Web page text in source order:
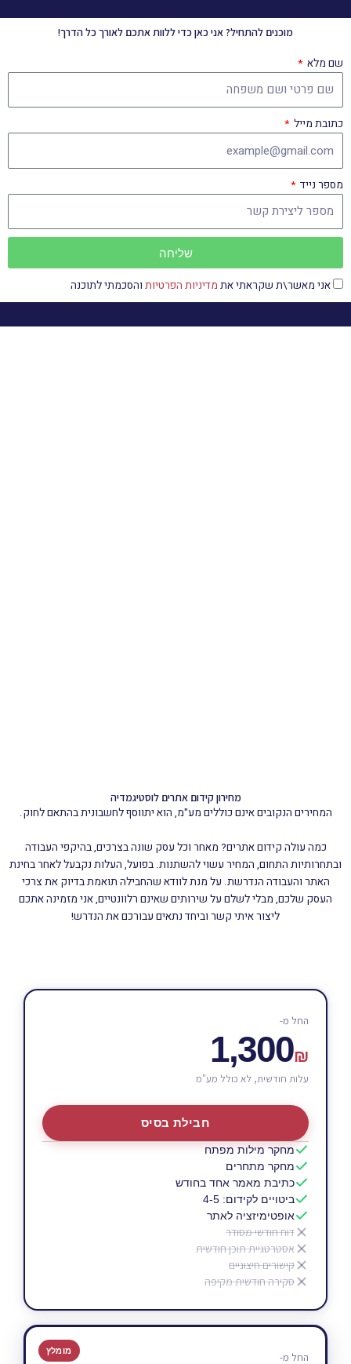
מוכנים להתחיל?אני כאן כדי ללוות אתכם לאורך כל הדרך!
שם מלא
כתובת מייל
מספר נייד
אני מאשר\ת שקראתי את מדיניות הפרטיות והסכמתי לתוכנה
שליחה
מחירון קידום אתרים לוסטיגמדיה
המחירים הנקובים אינם כוללים מע"מ, הוא יתווסף לחשבונית בהתאם לחוק.
כמה עולה קידום אתרים? מאחר וכל עסק שונה בצרכים, בהיקפי העבודה
ובתחרותיות התחום, המחיר עשוי להשתנות. בפועל, העלות נקבעל לאחר בחינת
האתר והעבודה הנדרשת. על מנת לוודא שהחבילה תואמת בדיוק את צרכי
העסק שלכם, מבלי לשלם על שירותים שאינם רלוונטיים, אני מזמינה אתכם
ליצור איתי קשר וביחד נתאים עבורכם את הנדרש!
החל מ-
₪
1,300
עלות חודשית, לא כולל מע"מ
חבילת בסיס
מחקר מילות מפתח
מחקר מתחרים
כתיבת מאמר אחד בחודש
ביטויים לקידום: 4-5
אופטימיזציה לאתר
דוח חודשי מסודר
אסטרטגיית תוכן חודשית
קישורים חיצוניים
סקירה חודשית מקיפה
מומלץ החל מ-